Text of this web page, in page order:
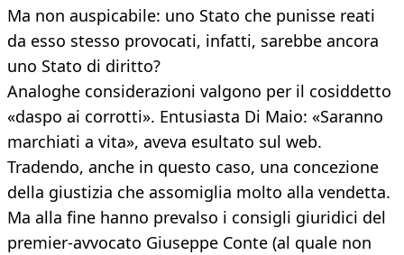
Ma non auspicabile: uno Stato che punisse reati
da esso stesso provocati, infatti, sarebbe ancora
uno Stato di diritto?
Analoghe considerazioni valgono per il cosiddetto
«daspo ai corrotti». Entusiasta Di Maio: «Saranno
marchiati a vita», aveva esultato sul web.
Tradendo, anche in questo caso, una concezione
della giustizia che assomiglia molto alla vendetta.
Ma alla fine hanno prevalso i consigli giuridici del
premier-avvocato Giuseppe Conte (al quale non